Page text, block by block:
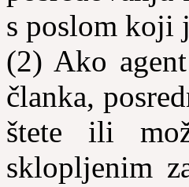
s poslom koji
(2) Ako
članka,
štete ili
sklopljenim